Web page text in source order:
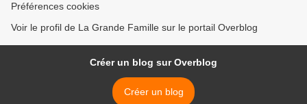
Préférences cookies
Voir le profil de La Grande Famille sur le portail Overblog
Créer un blog sur Overblog
Créer un blog